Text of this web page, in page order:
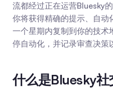
流都经过正在运营Bluesky
你将获得精确的提示、自动
一个星期内复制到你的技术
停自动化，并记录审查决策
什么是Bluesky